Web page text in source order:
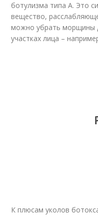
ботулизма типа А. Это
вещество,
можно убрать морщины
участках лица –
К плюсам уколов